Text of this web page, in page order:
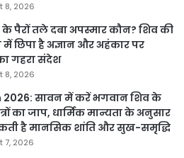
8, 2026
पैरों तले दबा अपस्मार कौन? शिव की
में छिपा है अज्ञान और अहंकार पर
गहरा संदेश
8, 2026
2026: सावन में करें भगवान शिव के
का जाप, धार्मिक मान्यता के अनुसार
है मानसिक शांति और सुख-समृद्धि
7, 2026